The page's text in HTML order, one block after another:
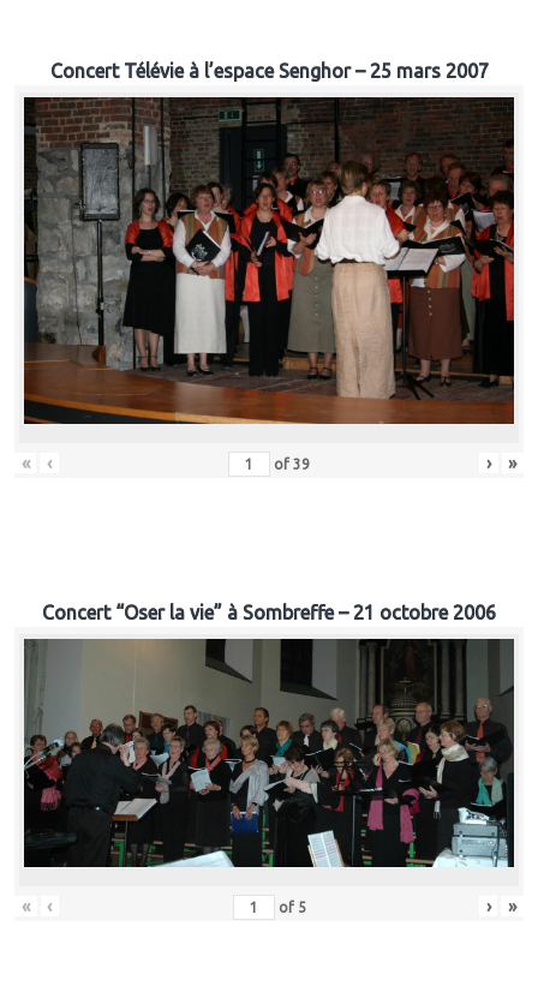
Concert Télévie à l’espace Senghor – 25 mars 2007
« ‹ of 39 › »
Concert “Oser la vie” à Sombreffe – 21 octobre 2006
« ‹ of 5 › »